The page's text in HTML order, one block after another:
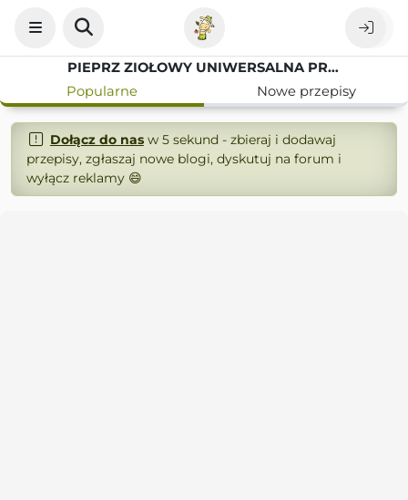
PIEPRZ ZIOŁOWY UNIWERSALNA PRZYPRAWA DO MIĘS
Popularne
Nowe przepisy
Dołącz do nasw 5 sekund - zbieraj i dodawaj
przepisy, zgłaszaj nowe blogi, dyskutuj na forum i
wyłącz reklamy 😄